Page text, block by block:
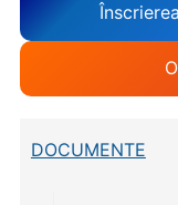
DOCUMENTE